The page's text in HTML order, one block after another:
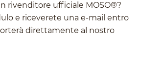
rivenditore ufficiale MOSO®?
e riceverete una e-mail entro
direttamente al nostro